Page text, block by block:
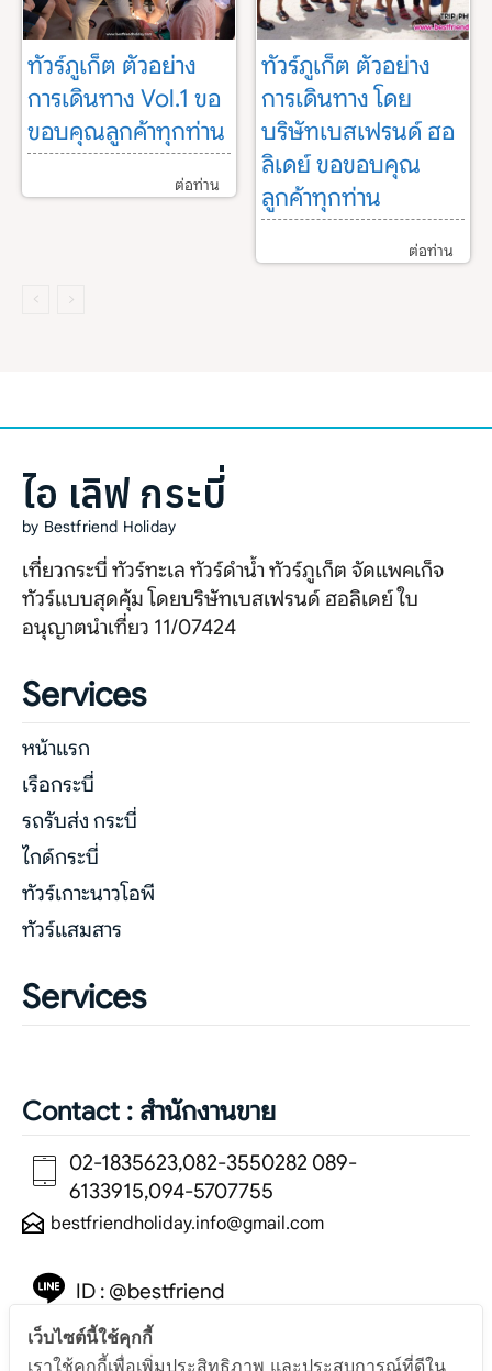
ทัวร์ภูเก็ต ตัวอย่าง
การเดินทาง Vol.1 ขอ
ขอบคุณลูกค้าทุกท่าน
ต่อท่าน
ทัวร์ภูเก็ต ตัวอย่าง
การเดินทาง โดย
บริษัทเบสเฟรนด์ ฮอ
ลิเดย์ ขอขอบคุณ
ลูกค้าทุกท่าน
ต่อท่าน
ไอ เลิฟ กระบี่
by Bestfriend Holiday
เที่ยวกระบี่ ทัวร์ทะเล ทัวร์ดำน้ำ ทัวร์ภูเก็ต จัดแพคเก็จ
ทัวร์แบบสุดคุ้ม โดยบริษัทเบสเฟรนด์ ฮอลิเดย์ ใบ
อนุญาตนำเที่ยว 11/07424
Services
หน้าแรก
เรือกระบี่
รถรับส่ง กระบี่
ไกด์กระบี่
ทัวร์เกาะนาวโอพี
ทัวร์แสมสาร
Services
Contact : สำนักงานขาย
02-1835623,082-3550282 089-
6133915,094-5707755
bestfriendholiday.info@gmail.com
ID : @bestfriend
เว็บไซต์นี้ใช้คุกกี้
เราใช้คุกกี้เพื่อเพิ่มประสิทธิภาพ และประสบการณ์ที่ดีใน